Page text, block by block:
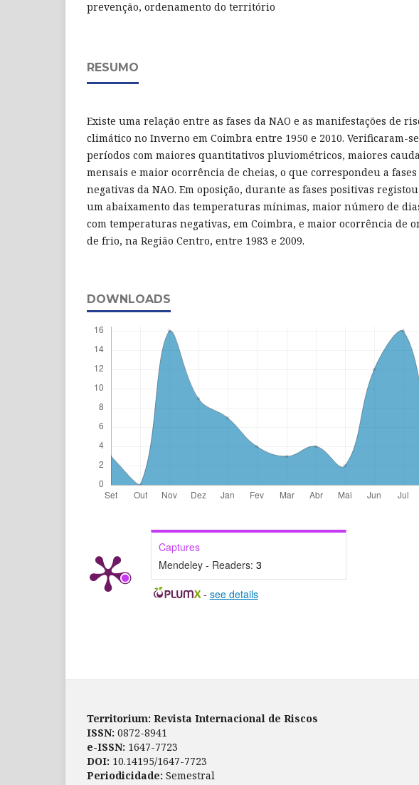
prevenção, ordenamento do território
RESUMO
Existe uma relação entre as fases da NAO e as manifestações de
climático no Inverno em Coimbra entre 1950 e 2010. Verificaram-se
períodos com maiores quantitativos pluviométricos, maiores
mensais e maior ocorrência de cheias, o que correspondeu a fases
negativas da NAO. Em oposição, durante as fases positivas
um abaixamento das temperaturas mínimas, maior número de
com temperaturas negativas, em Coimbra, e maior ocorrência de
de frio, na Região Centro, entre 1983 e 2009.
DOWNLOADS
Captures
Mendeley - Readers: 3
- see details
Territorium: Revista Internacional de Riscos
ISSN: 0872-8941
e-ISSN: 1647-7723
DOI: 10.14195/1647-7723
Periodicidade: Semestral